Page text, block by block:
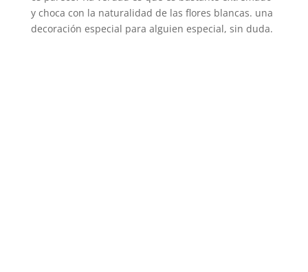
y choca con la naturalidad de las flores blancas. una
decoración especial para alguien especial, sin duda.